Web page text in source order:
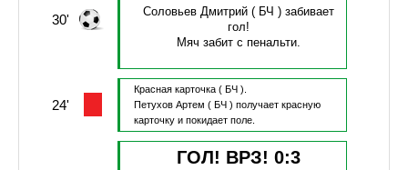
30'
Соловьев Дмитрий( БЧ ) забивает
гол!
Мяч забит с пенальти.
24'
Красная карточка ( БЧ ).
Петухов Артем ( БЧ ) получает красную
карточку и покидает поле.
ГОЛ! ВРЗ! 0:3